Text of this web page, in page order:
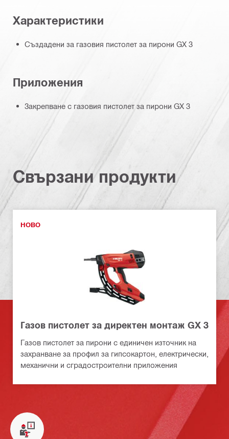
Характеристики
Създадени за газовия пистолет за пирони GX 3
Приложения
Закрепване с газовия пистолет за пирони GX 3
Свързани продукти
НОВО
Газов пистолет за директен монтаж GX 3
Газов пистолет за пирони с единичен източник на
захранване за профил за гипсокартон, електрически,
механични и сградостроителни приложения